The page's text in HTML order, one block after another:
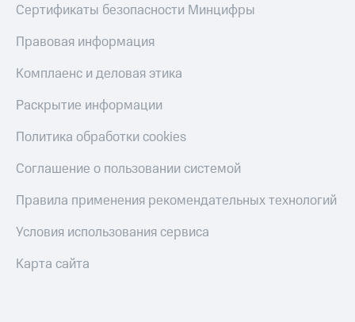
Сертификаты безопасности Минцифры
Правовая информация
Комплаенс и деловая этика
Раскрытие информации
Политика обработки cookies
Соглашение о пользовании системой
Правила применения рекомендательных технологий
Условия использования сервиса
Карта сайта